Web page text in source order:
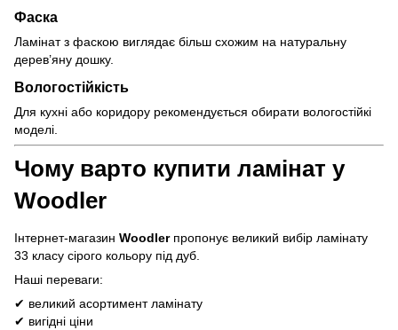
Фаска
Ламінат з фаскою виглядає більш схожим на натуральну
дерев’яну дошку.
Вологостійкість
Для кухні або коридору рекомендується обирати вологостійкі
моделі.
Чому варто купити ламінат у
Woodler
Інтернет-магазин Woodlerпропонує великий вибір ламінату
33 класу сірого кольору під дуб.
Наші переваги:
✔ великий асортимент ламінату
✔ вигідні ціни